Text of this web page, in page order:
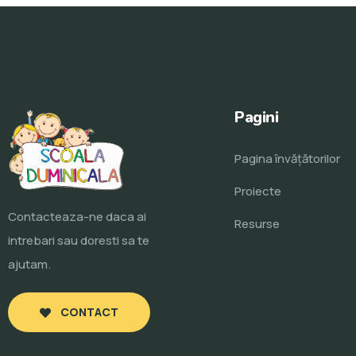
Contacteaza-ne daca ai
intrebari sau doresti sa te
ajutam.
CONTACT
Pagini
Pagina învăţătorilor
Proiecte
Resurse